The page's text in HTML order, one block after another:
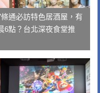
通必訪特色居酒屋，有
6點？台北深夜食堂推